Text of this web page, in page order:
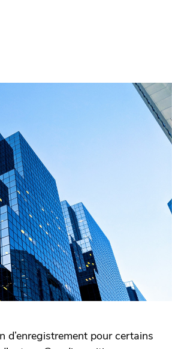
d’enregistrement pour certains